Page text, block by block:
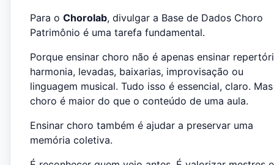
Para o Chorolab, divulgar a Base de Dados Choro
Patrimônio é uma tarefa fundamental.
Porque ensinar choro não é apenas ensinar
harmonia, levadas, baixarias, improvisação ou
linguagem musical. Tudo isso é essencial, claro.
choro é maior do que o conteúdo de uma aula.
Ensinar choro também é ajudar a preservar uma
memória coletiva.